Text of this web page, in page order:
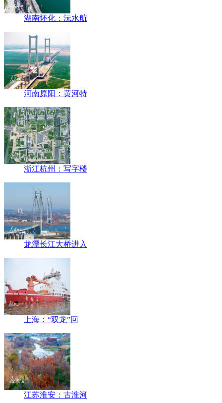
湖南怀化：沅水航
河南原阳：黄河特
浙江杭州：写字楼
龙潭长江大桥进入
上海：“双龙”回
江苏淮安：古淮河